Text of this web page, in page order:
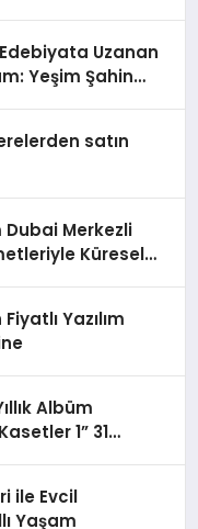
Uzanan
Yeşim Şahin
satın
Merkezli
Küresel
Yazılım
Albüm
1” 31
ile Evcil
Yaşam